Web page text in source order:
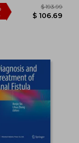
45%
dcto.